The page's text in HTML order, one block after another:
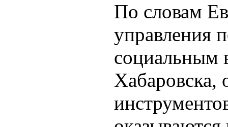
По словам
управления
социальным